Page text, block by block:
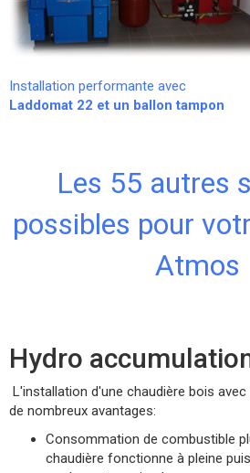
Installation performante avec
Laddomat 22 et un ballon tampon
Les 55 autres
possibles pour
Atmos
Hydro
L'installation d'une chaudière bois
de nombreux avantages:
Consommation de combustible
chaudière fonctionne à pleine